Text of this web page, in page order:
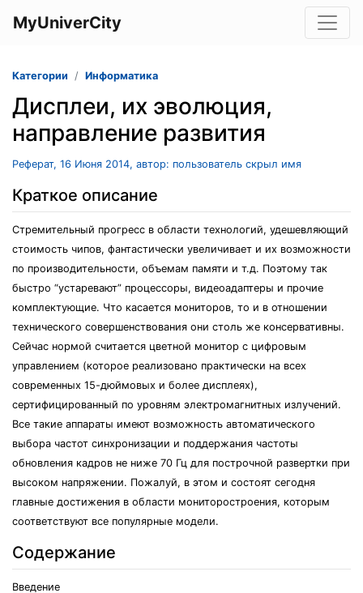
MyUniverCity
Категории Информатика
Дисплеи, их эволюция,
направление развития
Реферат, 16 Июня 2014, автор: пользователь скрыл имя
Краткое описание
Стремительный прогресс в области технологий, удешевляющий
стоимость чипов, фантастически увеличивает и их возможности
по производительности, объемам памяти и т.д. Поэтому так
быстро “устаревают” процессоры, видеоадаптеры и прочие
комплектующие. Что касается мониторов, то и в отношении
технического совершенствования они столь же консервативны.
Сейчас нормой считается цветной монитор с цифровым
управлением (которое реализовано практически на всех
современных 15-дюймовых и более дисплеях),
сертифицированный по уровням электромагнитных излучений.
Все такие аппараты имеют возможность автоматического
выбора частот синхронизации и поддержания частоты
обновления кадров не ниже 70 Гц для построчной развертки при
высоком напряжении. Пожалуй, в этом и состоят сегодня
главные достижения в области мониторостроения, которым
соответствуют все популярные модели.
Содержание
Введение